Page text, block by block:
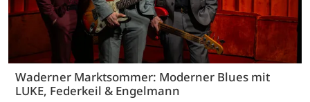
Waderner Marktsommer: Moderner Blues mit
LUKE, Federkeil & Engelmann